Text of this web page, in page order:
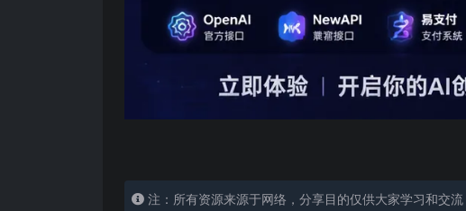
注：所有资源来源于网络，分享目的仅供大家学习和交